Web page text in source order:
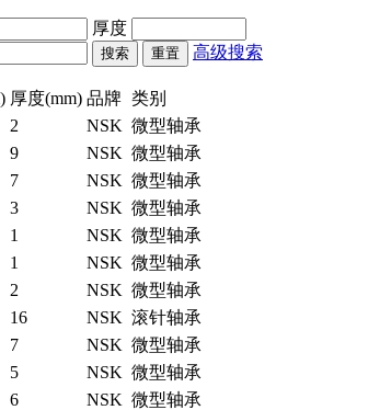
厚度
高级搜索
厚度(mm) 品牌 类别
2 NSK 微型轴承
9 NSK 微型轴承
7 NSK 微型轴承
3 NSK 微型轴承
1 NSK 微型轴承
1 NSK 微型轴承
2 NSK 微型轴承
16 NSK 滚针轴承
7 NSK 微型轴承
5 NSK 微型轴承
6 NSK 微型轴承